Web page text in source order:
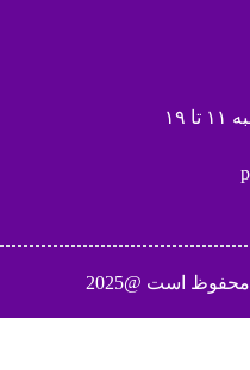
است @2025